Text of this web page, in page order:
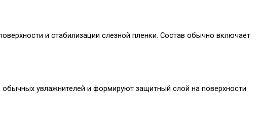
и стабилизации слезной пленки. Состав обычно включает
увлажнителей и формируют защитный слой на поверхности